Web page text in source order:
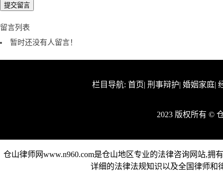
留言列表
暂时还没有人留言！
栏目导航:首页|刑事辩护|婚姻家庭|
2023 版权所有 ©
仓山律师网www.n960.com是仓山地区专业的法律咨询网站,
详细的法律法规知识以及全国律师和